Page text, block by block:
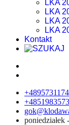
LKA
LKA
LKA
LKA
Kontakt
poniedziałek